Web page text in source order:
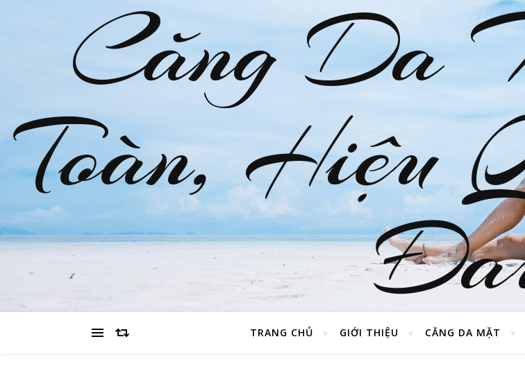
Căng
Toàn, Hiệu
TRANG CHỦ GIỚI THIỆU CĂNG DA MẶT